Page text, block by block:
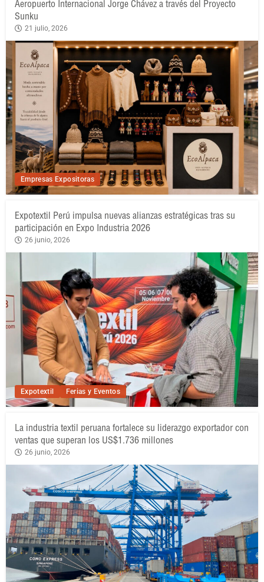
Empresas Expositoras
Aeropuerto Internacional Jorge Chávez a través del Proyecto
Sunku
21 julio, 2026
Expotextil Ferias y Eventos
Expotextil Perú impulsa nuevas alianzas estratégicas tras su
participación en Expo Industria 2026
26 junio, 2026
La industria textil peruana fortalece su liderazgo exportador con
ventas que superan los US$1.736 millones
26 junio, 2026